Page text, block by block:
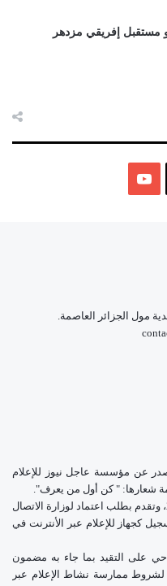
مستقبل إفريقي مزدهر
مول الجزائر العاصمة.
عن مؤسسة عاجل نيوز للإعلام
شعارها: " كن أول من يعرف".
انطلق الموقع في العمل يوم 5 جويلية 2021، وتقدم بطلب اعتماد لوزارة الاتصال
تسجيل كجهاز للإعلام عبر الأنترنت في
على التقيد بما جاء به مضمون
لشروط ممارسة نشاط الإعلام عبر